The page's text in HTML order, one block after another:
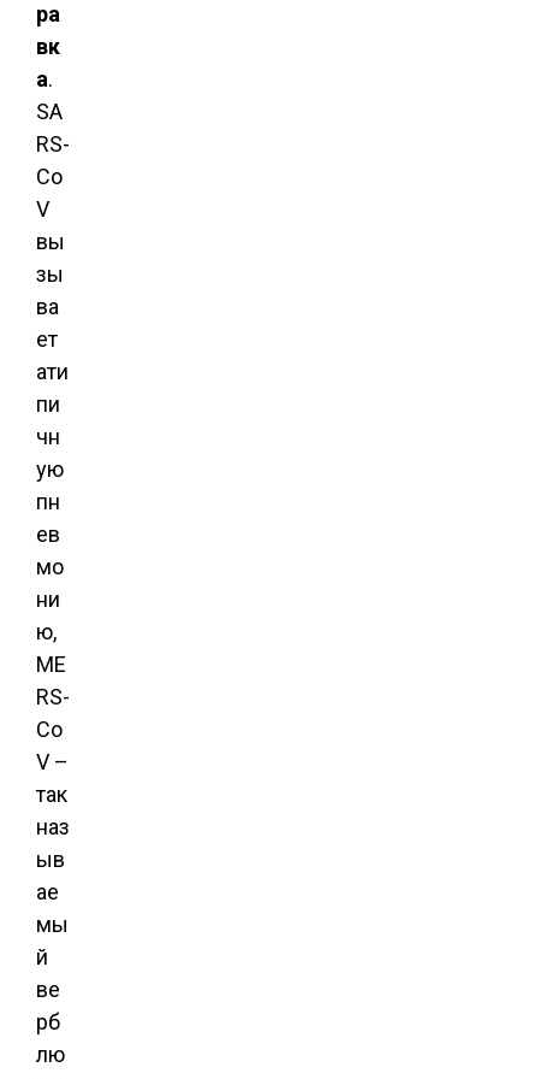
ра
вк
а.
SA
RS-
Co
V
вы
зы
ва
ет
ати
пи
чн
ую
пн
ев
мо
ни
ю,
ME
RS-
Co
V –
так
наз
ыв
ае
мы
й
ве
рб
лю